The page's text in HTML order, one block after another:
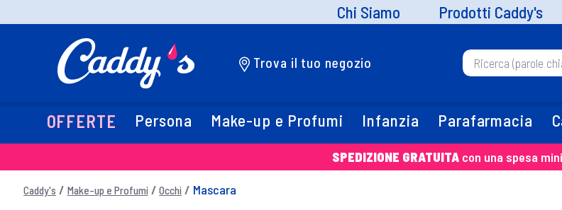
Chi Siamo Prodotti Caddy's
Trova il tuo negozio
OFFERTE Persona Make-up e Profumi Infanzia Parafarmacia
SPEDIZIONE GRATUITA con una spesa
Caddy's Make-up e Profumi Occhi Mascara